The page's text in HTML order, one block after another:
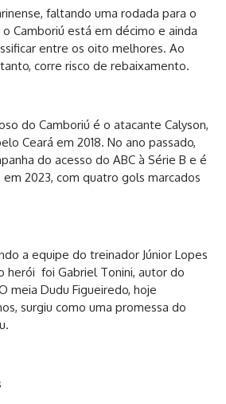
faltando uma rodada para o
Camboriú está em décimo e ainda
entre os oito melhores. Ao
corre risco de rebaixamento.
do Camboriú é o atacante Calyson,
Ceará em 2018. No ano passado,
do acesso do ABC à Série B e é
2023, com quatro gols marcados
a equipe do treinador Júnior Lopes
herói foi Gabriel Tonini, autor do
meia Dudu Figueiredo, hoje
surgiu como uma promessa do